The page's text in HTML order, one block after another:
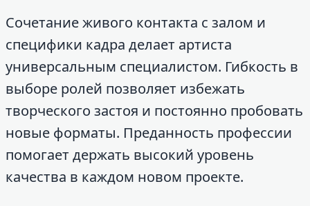
Сочетание живого контакта с залом и
специфики кадра делает артиста
универсальным специалистом. Гибкость в
выборе ролей позволяет избежать
творческого застоя и постоянно пробовать
новые форматы. Преданность профессии
помогает держать высокий уровень
качества в каждом новом проекте.